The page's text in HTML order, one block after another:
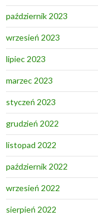
październik 2023
wrzesień 2023
lipiec 2023
marzec 2023
styczeń 2023
grudzień 2022
listopad 2022
październik 2022
wrzesień 2022
sierpień 2022